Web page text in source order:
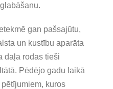
gan pašsajūtu,
un kustību aparāta
daļa rodas tieši
Pēdējo gadu laikā
kuros